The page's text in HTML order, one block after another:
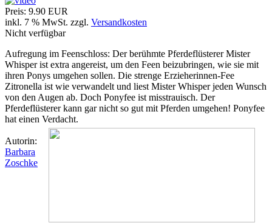
Preis: 9.90 EUR
inkl. 7 % MwSt. zzgl. Versandkosten
Nicht verfügbar
Aufregung im Feenschloss: Der berühmte Pferdeflüsterer Mister
Whisper ist extra angereist, um den Feen beizubringen, wie sie mit
ihren Ponys umgehen sollen. Die strenge Erzieherinnen-Fee
Zitronella ist wie verwandelt und liest Mister Whisper jeden Wunsch
von den Augen ab. Doch Ponyfee ist misstrauisch. Der
Pferdeflüsterer kann gar nicht so gut mit Pferden umgehen! Ponyfee
hat einen Verdacht.
Autorin:
Barbara
Zoschke